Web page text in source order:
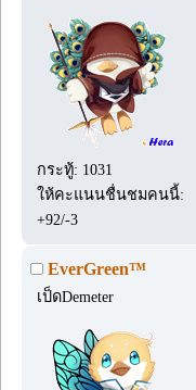
กระทู้: 1031
ให้คะแนนชื่นชมคนนี้:
+92/-3
EverGreen™
เป็ดDemeter